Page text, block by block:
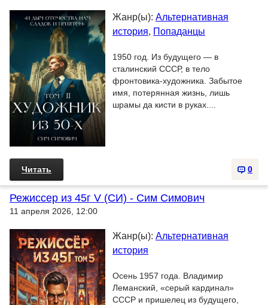
Жанр(ы): Альтернативная
история, Попаданцы
1950 год. Из будущего — в
сталинский СССР, в тело
фронтовика-художника. Забытое
имя, потерянная жизнь, лишь
шрамы да кисти в руках....
0
Читать
Режиссер из 45г V (СИ) - Сим Симович
11 апреля 2026, 12:00
Жанр(ы): Альтернативная
история
Осень 1957 года. Владимир
Леманский, «серый кардинал»
СССР и пришелец из будущего,